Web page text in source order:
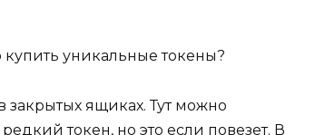
закрытых ящиках. Тут можно
токен, но это если повезет. В